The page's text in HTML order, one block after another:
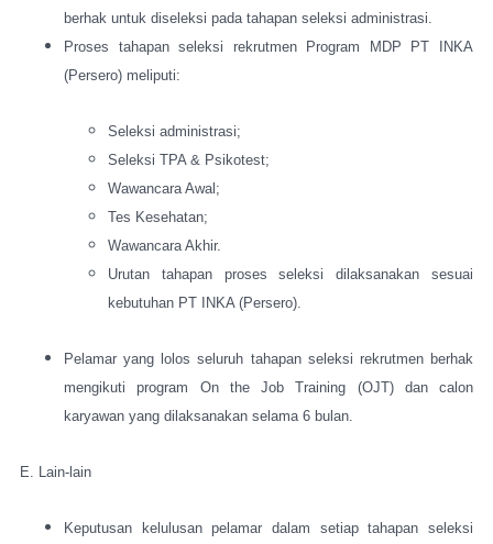
berhak untuk diseleksi pada tahapan seleksi administrasi.
Proses tahapan seleksi rekrutmen Program MDP PT INKA
(Persero) meliputi:
Seleksi administrasi;
Seleksi TPA & Psikotest;
Wawancara Awal;
Tes Kesehatan;
Wawancara Akhir.
Urutan tahapan proses seleksi dilaksanakan sesuai
kebutuhan PT INKA (Persero).
Pelamar yang lolos seluruh tahapan seleksi rekrutmen berhak
mengikuti program On the Job Training (OJT) dan calon
karyawan yang dilaksanakan selama 6 bulan.
E. Lain-lain
Keputusan kelulusan pelamar dalam setiap tahapan seleksi